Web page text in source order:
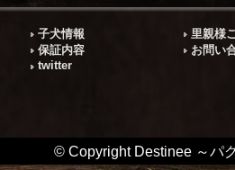
子犬情報
保証内容
twitter
里親様
お問い
© Copyright Destinee ～パ